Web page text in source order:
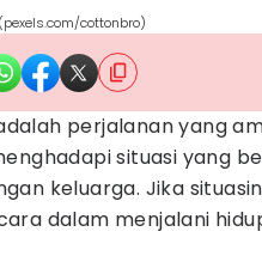
cottonbro)
perjalanan yang
situasi yang
keluarga. Jika
dalam menjalani